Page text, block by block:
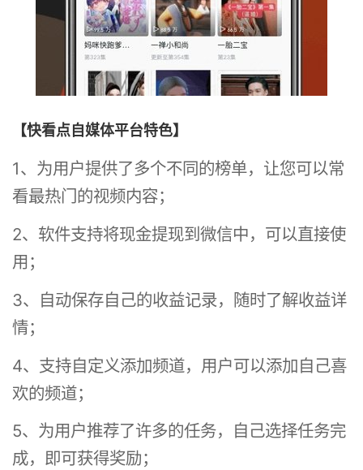
【快看点自媒体平台特色】
1、为用户提供了多个不同的榜单，让您可以常
看最热门的视频内容；
2、软件支持将现金提现到微信中，可以直接使
用；
3、自动保存自己的收益记录，随时了解收益详
情；
4、支持自定义添加频道，用户可以添加自己喜
欢的频道；
5、为用户推荐了许多的任务，自己选择任务完
成，即可获得奖励；